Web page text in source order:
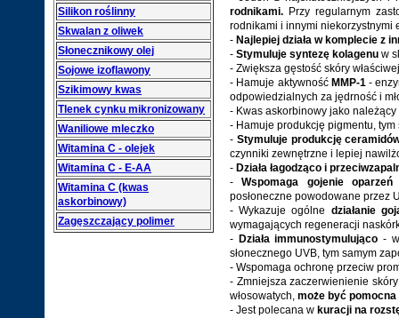
Silikon roślinny
Skwalan z oliwek
Słonecznikowy olej
Sojowe izoflawony
Szikimowy kwas
Tlenek cynku mikronizowany
Waniliowe mleczko
Witamina C - olejek
Witamina C - E-AA
Witamina C (kwas
askorbinowy)
Zagęszczający polimer
rodnikami. Przy regularnym
rodnikami i innymi niekorzystnymi
- Najlepiej działa w komplecie z
- Stymuluje syntezę kolagenu w
- Zwiększa gęstość skóry
- Hamuje aktywność MMP-1-
odpowiedzialnych za jędrność i
- Kwas askorbinowy jako
- Hamuje produkcję pigmentu,
- Stymuluje produkcję
czynniki zewnętrzne i lepiej
- Działa łagodząco i
-Wspomaga gojenie oparzeń
posłoneczne powodowane przez
- Wykazuje ogólne działanie
wymagających regeneracji
- Działa immunostymulująco -
słonecznego UVB, tym samym
- Wspomaga ochronę przeciw
- Zmniejsza zaczerwienienie
włosowatych, może być
- Jest polecana w kuracji na